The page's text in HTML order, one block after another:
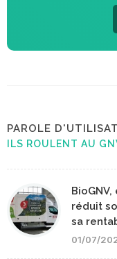
PAROLE
ILS ROULENT AU
réduit
sa
01/07/